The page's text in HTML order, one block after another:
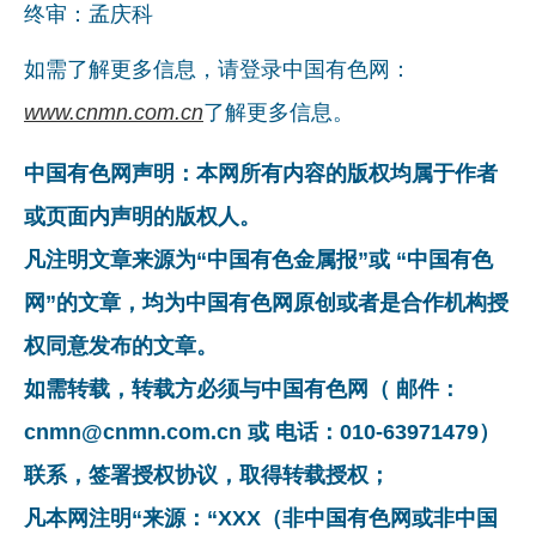
终审：孟庆科
如需了解更多信息，请登录中国有色网：
www.cnmn.com.cn了解更多信息。
中国有色网声明：本网所有内容的版权均属于作者
或页面内声明的版权人。
凡注明文章来源为“中国有色金属报”或 “中国有色
网”的文章，均为中国有色网原创或者是合作机构授
权同意发布的文章。
如需转载，转载方必须与中国有色网（ 邮件：
cnmn@cnmn.com.cn 或 电话：010-63971479）
联系，签署授权协议，取得转载授权；
凡本网注明“来源：“XXX（非中国有色网或非中国